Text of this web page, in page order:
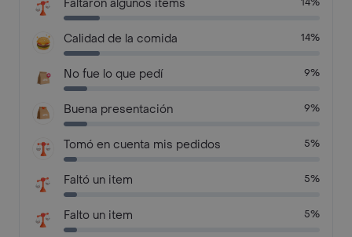
Faltaron algunos items
Calidad de la comida 14%
No fue lo que pedí 9%
Buena presentación 9%
Tomó en cuenta mis pedidos 5%
Faltó un item 5%
Falto un item 5%